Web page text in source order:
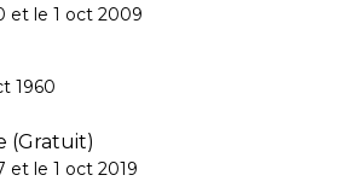
et le 1 oct 2009
1960
(Gratuit)
et le 1 oct 2019